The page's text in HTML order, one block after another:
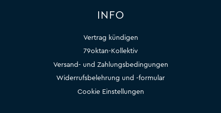
INFO
Vertrag kündigen
79oktan-Kollektiv
Versand- und Zahlungsbedingungen
Widerrufsbelehrung und -formular
Cookie Einstellungen